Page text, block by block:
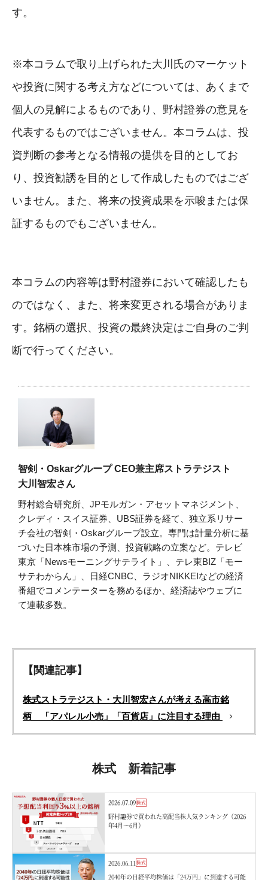
す。
※本コラムで取り上げられた大川氏のマーケット
や投資に関する考え方などについては、あくまで
個人の見解によるものであり、野村證券の意見を
代表するものではございません。本コラムは、投
資判断の参考となる情報の提供を目的としてお
り、投資勧誘を目的として作成したものではござ
いません。また、将来の投資成果を示唆または保
証するものでもございません。
本コラムの内容等は野村證券において確認したも
のではなく、また、将来変更される場合がありま
す。銘柄の選択、投資の最終決定はご自身のご判
断で行ってください。
智剣・Oskarグループ CEO兼主席ストラテジスト
大川智宏さん
野村総合研究所、JPモルガン・アセットマネジメント、
クレディ・スイス証券、UBS証券を経て、独立系リサー
チ会社の智剣・Oskarグループ設立。専門は計量分析に基
づいた日本株市場の予測、投資戦略の立案など。テレビ
東京「Newsモーニングサテライト」、テレ東BIZ「モー
サテわからん」、日経CNBC、ラジオNIKKEIなどの経済
番組でコメンテーターを務めるほか、経済誌やウェブに
て連載多数。
【関連記事】
株式ストラテジスト・大川智宏さんが考える高市銘
柄 「アパレル小売」「百貨店」に注目する理由
株式 新着記事
2026.07.09株式
野村證券で買われた高配当株人気ランキング（2026
年4月〜6月）
2026.06.11 株式
2040年の日経平均株価は「24万円」に到達する可能